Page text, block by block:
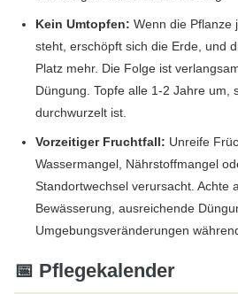
Kein Umtopfen: Wenn die Pflanze
steht, erschöpft sich die Erde, und
Platz mehr. Die Folge ist
Düngung. Topfe alle 1-2 Jahre um,
durchwurzelt ist.
Vorzeitiger Fruchtfall: Unreife
Wassermangel, Nährstoffmangel
Standortwechsel verursacht. Achte
Bewässerung, ausreichende
Umgebungsveränderungen
📅 Pflegekalender